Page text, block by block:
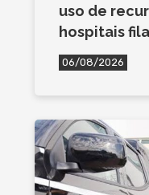
uso de
hospitais
06/08/2026